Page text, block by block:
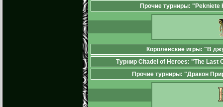
Прочие турниры: "Pekniete
Королевские игры: "В
Турнир Citadel of Heroes: "The Last
Прочие турниры: "Дракон